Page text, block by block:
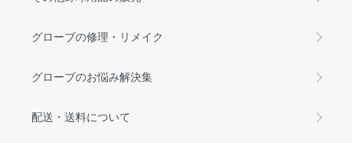
グローブの修理・リメイク
グローブのお悩み解決集
配送・送料について